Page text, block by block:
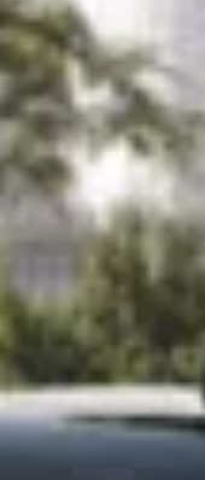
Van Journal
Die Bulli-
Newsletter
Kontakt
Newsroom
Offene Stellen
California Welt
California
California
California App